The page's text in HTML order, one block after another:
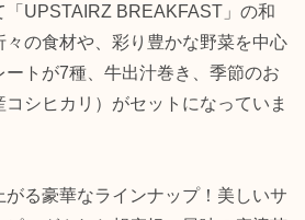
「UPSTAIRZ BREAKFAST」の和
の食材や、彩り豊かな野菜を中心
トが7種、​牛出汁巻き、季節のお
シヒカリ）がセットになっていま
る豪華なラインナップ！美しいサ